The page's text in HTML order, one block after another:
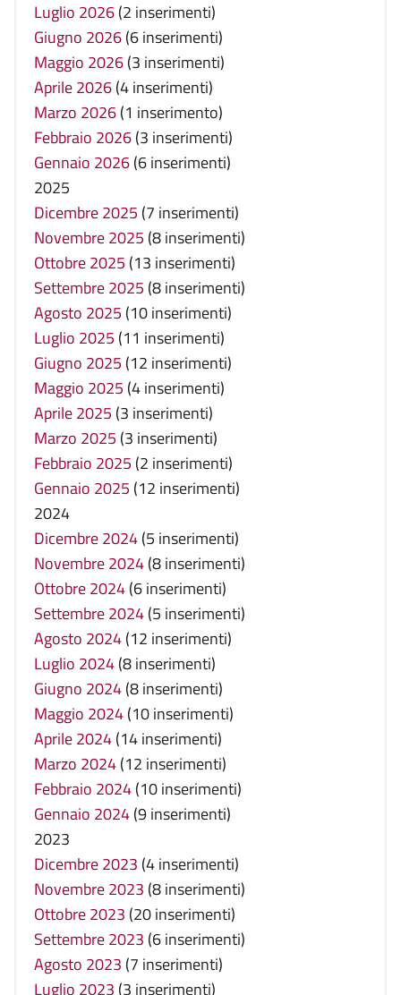
Luglio 2026(2 inserimenti)
Giugno 2026(6 inserimenti)
Maggio 2026(3 inserimenti)
Aprile 2026(4 inserimenti)
Marzo 2026(1 inserimento)
Febbraio 2026(3 inserimenti)
Gennaio 2026(6 inserimenti)
2025
Dicembre 2025 (7 inserimenti)
Novembre 2025 (8 inserimenti)
Ottobre 2025 (13 inserimenti)
Settembre 2025 (8 inserimenti)
Agosto 2025 (10 inserimenti)
Luglio 2025 (11 inserimenti)
Giugno 2025 (12 inserimenti)
Maggio 2025 (4 inserimenti)
Aprile 2025 (3 inserimenti)
Marzo 2025 (3 inserimenti)
Febbraio 2025 (2 inserimenti)
Gennaio 2025 (12 inserimenti)
2024
Dicembre 2024(5 inserimenti)
Novembre 2024(8 inserimenti)
Ottobre 2024(6 inserimenti)
Settembre 2024(5 inserimenti)
Agosto 2024(12 inserimenti)
Luglio 2024(8 inserimenti)
Giugno 2024(8 inserimenti)
Maggio 2024(10 inserimenti)
Aprile 2024(14 inserimenti)
Marzo 2024(12 inserimenti)
Febbraio 2024(10 inserimenti)
Gennaio 2024(9 inserimenti)
2023
Dicembre 2023 (4 inserimenti)
Novembre 2023 (8 inserimenti)
Ottobre 2023 (20 inserimenti)
Settembre 2023 (6 inserimenti)
Agosto 2023 (7 inserimenti)
Luglio 2023 (3 inserimenti)